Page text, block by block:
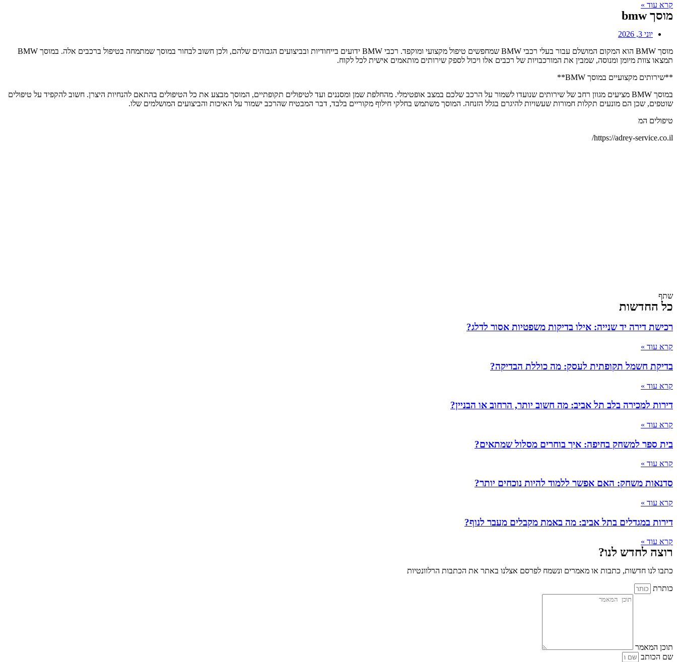
קרא עוד »
מוסך bmw
יוני 3, 2026
מוסך BMW הוא המקום המושלם עבור בעלי רכבי BMW שמחפשים טיפול מקצועי ומוקפד. רכבי BMW ידועים בייחודיות ובביצועים הגבוהים שלהם, ולכן חשוב לבחור במוסך שמתמחה בטיפול ברכבים אלה. במוסך BMW
תמצאו צוות מיומן ומנוסה, שמבין את המורכבויות של רכבים אלו ויכול לספק שירותים מותאמים אישית לכל לקוח.
**שירותים מקצועיים במוסך BMW**
במוסך BMW מציעים מגוון רחב של שירותים שנועדו לשמור על הרכב שלכם במצב אופטימלי. מהחלפת שמן ומסננים ועד לטיפולים תקופתיים, המוסך מבצע את כל הטיפולים בהתאם להנחיות היצרן. חשוב להקפיד על טיפולים
שוטפים, שכן הם מונעים תקלות חמורות שעשויות להיגרם בגלל הזנחה. המוסך משתמש בחלקי חילוף מקוריים בלבד, דבר המבטיח שהרכב ישמור על האיכות והביצועים המושלמים שלו.
טיפולים המ
https://adrey-service.co.il/
שתף
כל החדשות
רכישת דירה יד שנייה: אילו בדיקות משפטיות אסור לדלג?
קרא עוד »
בדיקת חשמל תקופתית לעסק: מה כוללת הבדיקה?
קרא עוד »
דירות למכירה בלב תל אביב: מה חשוב יותר, הרחוב או הבניין?
קרא עוד »
בית ספר למשחק בחיפה: איך בוחרים מסלול שמתאים?
קרא עוד »
סדנאות משחק: האם אפשר ללמוד להיות נוכחים יותר?
קרא עוד »
דירות במגדלים בתל אביב: מה באמת מקבלים מעבר לנוף?
קרא עוד »
רוצה לחדש לנו?
כתבו לנו חדשות, כתבות או מאמרים ונשמח לפרסם אצלנו באתר את הכתבות הרלוונטיות
כותרת
תוכן המאמר
שם הכותב